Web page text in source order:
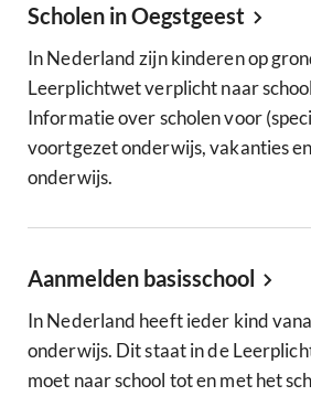
Scholen in Oegstgeest
In Nederland zijn kinderen op
Leerplichtwet verplicht naar
Informatie over scholen voor
voortgezet onderwijs, vakanties
onderwijs.
Aanmelden basisschool
In Nederland heeft ieder kind
onderwijs. Dit staat in de
moet naar school tot en met het